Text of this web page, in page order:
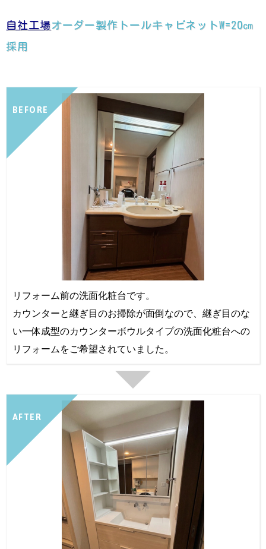
自社工場オーダー製作トールキャビネットW=20㎝
採用
BEFORE
リフォーム前の洗面化粧台です。
カウンターと継ぎ目のお掃除が面倒なので、継ぎ目のな
い一体成型のカウンターボウルタイプの洗面化粧台への
リフォームをご希望されていました。
AFTER